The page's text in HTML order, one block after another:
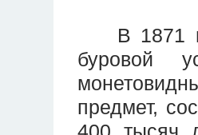
В 1871
буровой
предмет,